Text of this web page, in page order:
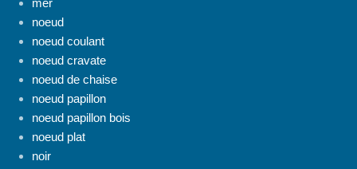
mer
noeud
noeud coulant
noeud cravate
noeud de chaise
noeud papillon
noeud papillon bois
noeud plat
noir